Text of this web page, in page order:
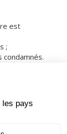
est
;
condamnés.
;
les autres